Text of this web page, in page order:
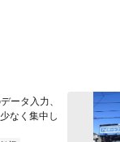
ータ入力、
なく集中し